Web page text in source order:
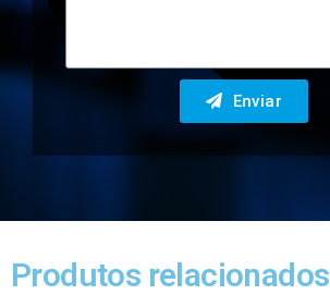
Enviar
Produtos relacionados